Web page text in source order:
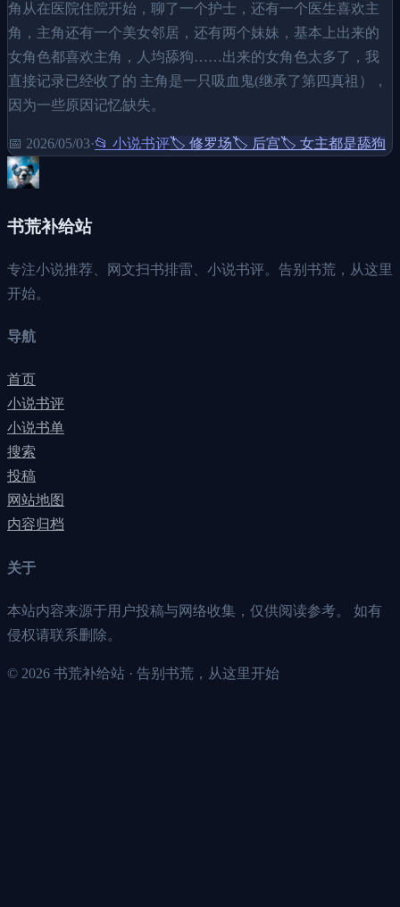
角从在医院住院开始，聊了一个护士，还有一个医生喜欢主
角，主角还有一个美女邻居，还有两个妹妹，基本上出来的
女角色都喜欢主角，人均舔狗……出来的女角色太多了，我
直接记录已经收了的 主角是一只吸血鬼(继承了第四真祖），
因为一些原因记忆缺失。
📅 2026/05/03·📂 小说书评🏷️ 修罗场🏷️ 后宫🏷️ 女主都是舔狗
书荒补给站
专注小说推荐、网文扫书排雷、小说书评。告别书荒，从这里
开始。
导航
首页
小说书评
小说书单
搜索
投稿
网站地图
内容归档
关于
本站内容来源于用户投稿与网络收集，仅供阅读参考。 如有
侵权请联系删除。
© 2026 书荒补给站 · 告别书荒，从这里开始